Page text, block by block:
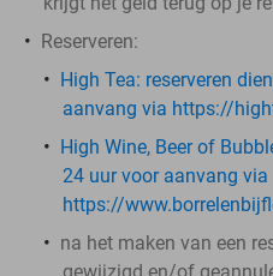
Reserveren:
High Tea: ​ reserveren
aanvang via https://
High Wine, Beer of
24 uur voor aanvang via
https://
na het maken van een